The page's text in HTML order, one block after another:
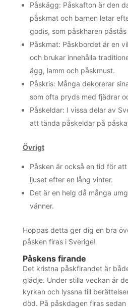
Påskägg: Påskafton är den
påskmat och barnen letar
godis, som påskharen
Påskmat: Påskbordet är en
och brukar innehålla
ägg, lamm och påskmust.
Påskris: Många dekorerar
som ofta pryds med fjädrar
Påskeldar: I vissa delar av
att tända påskeldar på
Övrigt
Påsken är också en tid för
ljuset efter en lång vinter.
Det är en helg då många
vänner.
Hoppas detta ger dig en bra
påsken firas i Sverige!
Påskens firande
Det kristna påskfirandet är
glädje. Under stilla veckan är
kyrkan och lyssna till
död. På påskdagen firas